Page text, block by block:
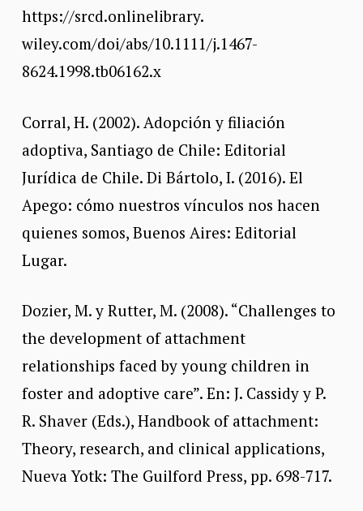
https://srcd.onlinelibrary.
wiley.com/doi/abs/10.1111/j.1467-
8624.1998.tb06162.x
Corral, H. (2002). Adopción y filiación
adoptiva, Santiago de Chile: Editorial
Jurídica de Chile. Di Bártolo, I. (2016). El
Apego: cómo nuestros vínculos nos hacen
quienes somos, Buenos Aires: Editorial
Lugar.
Dozier, M. y Rutter, M. (2008). “Challenges to
the development of attachment
relationships faced by young children in
foster and adoptive care”. En: J. Cassidy y P.
R. Shaver (Eds.), Handbook of attachment:
Theory, research, and clinical applications,
Nueva Yotk: The Guilford Press, pp. 698-717.